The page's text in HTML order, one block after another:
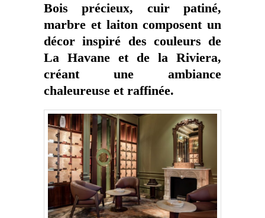
Bois précieux, cuir patiné,
marbre et laiton composent un
décor inspiré des couleurs de
La Havane et de la Riviera,
créant une ambiance
chaleureuse et raffinée.